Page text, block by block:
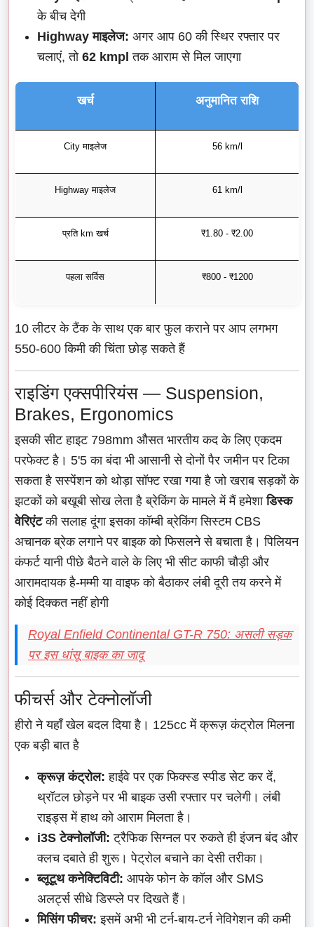
के बीच देगी
Highway माइलेज: अगर आप 60 की स्थिर रफ्तार पर
चलाएं, तो 62 kmpl तक आराम से मिल जाएगा
खर्च अनुमानित राशि
City माइलेज 56 km/l
Highway माइलेज 61 km/l
प्रति km खर्च ₹1.80 - ₹2.00
पहला सर्विस ₹800 - ₹1200
10 लीटर के टैंक के साथ एक बार फुल कराने पर आप लगभग
550-600 किमी की चिंता छोड़ सकते हैं
राइडिंग एक्सपीरियंस — Suspension,
Brakes, Ergonomics
इसकी सीट हाइट 798mm औसत भारतीय कद के लिए एकदम
परफेक्ट है। 5'5 का बंदा भी आसानी से दोनों पैर जमीन पर टिका
सकता है सस्पेंशन को थोड़ा सॉफ्ट रखा गया है जो खराब सड़कों के
झटकों को बखूबी सोख लेता है ब्रेकिंग के मामले में मैं हमेशाडिस्क
वेरिएंटकी सलाह दूंगा इसका कॉम्बी ब्रेकिंग सिस्टम CBS
अचानक ब्रेक लगाने पर बाइक को फिसलने से बचाता है। पिलियन
कंफर्ट यानी पीछे बैठने वाले के लिए भी सीट काफी चौड़ी और
आरामदायक है-मम्मी या वाइफ को बैठाकर लंबी दूरी तय करने में
कोई दिक्कत नहीं होगी
Royal Enfield Continental GT-R 750: असली सड़क
पर इस धांसू बाइक का जादू
फीचर्स और टेक्नोलॉजी
हीरो ने यहाँ खेल बदल दिया है। 125cc में क्रूज़ कंट्रोल मिलना
एक बड़ी बात है
क्रूज़ कंट्रोल: हाईवे पर एक फिक्स्ड स्पीड सेट कर दें,
थ्रॉटल छोड़ने पर भी बाइक उसी रफ्तार पर चलेगी। लंबी
राइड्स में हाथ को आराम मिलता है।
i3S टेक्नोलॉजी: ट्रैफिक सिग्नल पर रुकते ही इंजन बंद और
क्लच दबाते ही शुरू। पेट्रोल बचाने का देसी तरीका।
ब्लूटूथ कनेक्टिविटी: आपके फोन के कॉल और SMS
अलर्ट्स सीधे डिस्प्ले पर दिखते हैं।
मिसिंग फीचर: इसमें अभी भी टर्न-बाय-टर्न नेविगेशन की कमी